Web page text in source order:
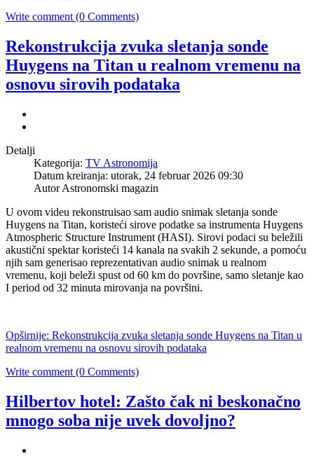
Write comment (0 Comments)
Rekonstrukcija zvuka sletanja sonde
Huygens na Titan u realnom vremenu na
osnovu sirovih podataka
Detalji
Kategorija: TV Astronomija
Datum kreiranja: utorak, 24 februar 2026 09:30
Autor Astronomski magazin
U ovom videu rekonstruisao sam audio snimak sletanja sonde
Huygens na Titan, koristeći sirove podatke sa instrumenta Huygens
Atmospheric Structure Instrument (HASI). Sirovi podaci su beležili
akustični spektar koristeći 14 kanala na svakih 2 sekunde, a pomoću
njih sam generisao reprezentativan audio snimak u realnom
vremenu, koji beleži spust od 60 km do površine, samo sletanje kao
I period od 32 minuta mirovanja na površini.
Opširnije: Rekonstrukcija zvuka sletanja sonde Huygens na Titan u
realnom vremenu na osnovu sirovih podataka
Write comment (0 Comments)
Hilbertov hotel: Zašto čak ni beskonačno
mnogo soba nije uvek dovoljno?